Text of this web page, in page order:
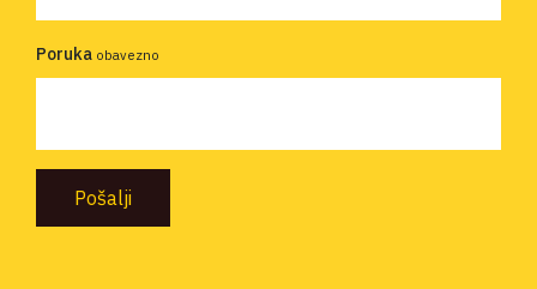
Poruka obavezno
Pošalji